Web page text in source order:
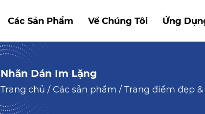
Các Sản Phẩm Về Chúng Tôi Ứng
Nhãn Dán Im Lặng
Trang chủ / Các sản phẩm / Trang điểm đẹp